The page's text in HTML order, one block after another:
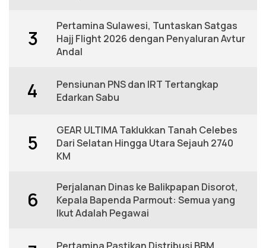
3
Pertamina Sulawesi, Tuntaskan Satgas
Hajj Flight 2026 dengan Penyaluran Avtur
Andal
4
Pensiunan PNS dan IRT Tertangkap
Edarkan Sabu
5
GEAR ULTIMA Taklukkan Tanah Celebes
Dari Selatan Hingga Utara Sejauh 2740
KM
6
Perjalanan Dinas ke Balikpapan Disorot,
Kepala Bapenda Parmout: Semua yang
Ikut Adalah Pegawai
Pertamina Pastikan Distribusi BBM